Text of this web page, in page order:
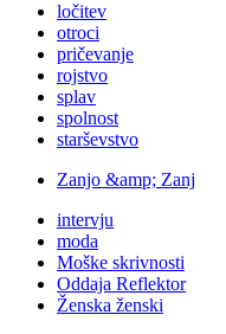
ločitev
otroci
pričevanje
rojstvo
splav
spolnost
starševstvo
Zanjo &amp; Zanj
intervju
moda
Moške skrivnosti
Oddaja Reflektor
Ženska ženski